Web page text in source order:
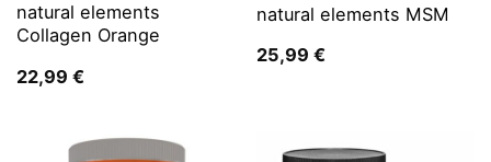
natural elements
Collagen Orange
22,99 €
natural elements MSM
25,99 €